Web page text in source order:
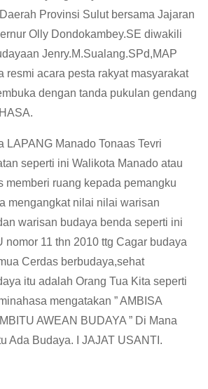
Provinsi Sulut bersama Jajaran
Olly Dondokambey.SE diwakili
Jenry.M.Sualang.SPd,MAP
resmi acara pesta rakyat masyarakat
dengan tanda pukulan gendang
LAPANG Manado Tonaas Tevri
seperti ini Walikota Manado atau
memberi ruang kepada pemangku
mengangkat nilai nilai warisan
warisan budaya benda seperti ini
nomor 11 thn 2010 ttg Cagar budaya
Cerdas berbudaya,sehat
itu adalah Orang Tua Kita seperti
mengatakan ” AMBISA
AWEAN BUDAYA ” Di Mana
Ada Budaya. I JAJAT USANTI.